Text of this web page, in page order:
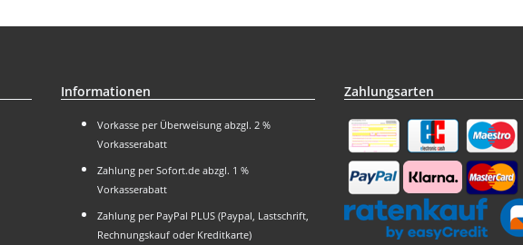
Informationen
Vorkasse per Überweisung abzgl. 2 %
Vorkasserabatt
Zahlung per Sofort.de abzgl. 1 %
Vorkasserabatt
Zahlung per PayPal PLUS (Paypal, Lastschrift,
Rechnungskauf oder Kreditkarte)
Zahlungsarten